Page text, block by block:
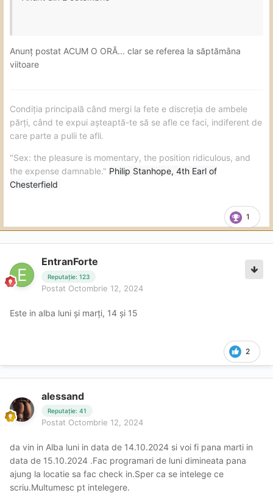
Anunț postat ACUM O ORĂ... clar se referea la săptămâna
viitoare
1
Condiția principală când mergi la fete e discreția de ambele
părți, când te expui așteaptă-te să se afle ce faci, indiferent de
care parte a pulii te afli.
"Sex: the pleasure is momentary, the position ridiculous, and
the expense damnable." Philip Stanhope, 4th Earl of
Chesterfield
EntranForte
Reputație: 123
Postat Octombrie 12, 2024
Este in alba luni și marți, 14 și 15
2
alessand
Reputație: 41
Postat Octombrie 12, 2024
da vin in Alba luni in data de 14.10.2024 si voi fi pana marti in
data de 15.10.2024 .Fac programari de luni dimineata pana
ajung la locatie sa fac check in.Sper ca se intelege ce
scriu.Multumesc pt intelegere.